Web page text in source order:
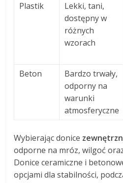
Plastik
Lekki, tani,
dostępny w
różnych
wzorach
Beton
Bardzo trwały,
odporny na
warunki
atmosferyczne
Wybierając donice
odporne na mróz, wilgoć
Donice ceramiczne i
opcjami dla stabilności,